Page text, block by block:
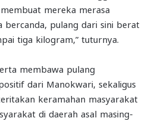
mereka merasa
bercanda, pulang dari sini berat
tiga kilogram,” tuturnya.
membawa pulang
dari Manokwari, sekaligus
keramahan masyarakat
di daerah asal masing-